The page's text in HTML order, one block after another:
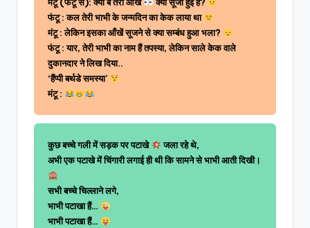
फंटू : कल तेरी भाभी के जन्मदिन का केक लाया था
मंटू : लेकिन इसका आँखें सूजने से क्या सम्बंध हुआ भला?
फंटू : यार, तेरी भाभी का नाम हैं तपस्या, लेकिन साले केक वाले
दुकानदार ने लिख दिया..
‘हैंप्पी बर्थडे समस्या’
मंटू :
कुछ बच्चे गली में सड़क पर पटाखे
जला रहे थे,
अभी एक पटाखे में चिंगारी लगाई ही थी कि सामने से भाभी आती दिखी।
सभी बच्चे चिल्लाने लगे,
भाभी पटाखा हैं…
भाभी पटाखा हैं…